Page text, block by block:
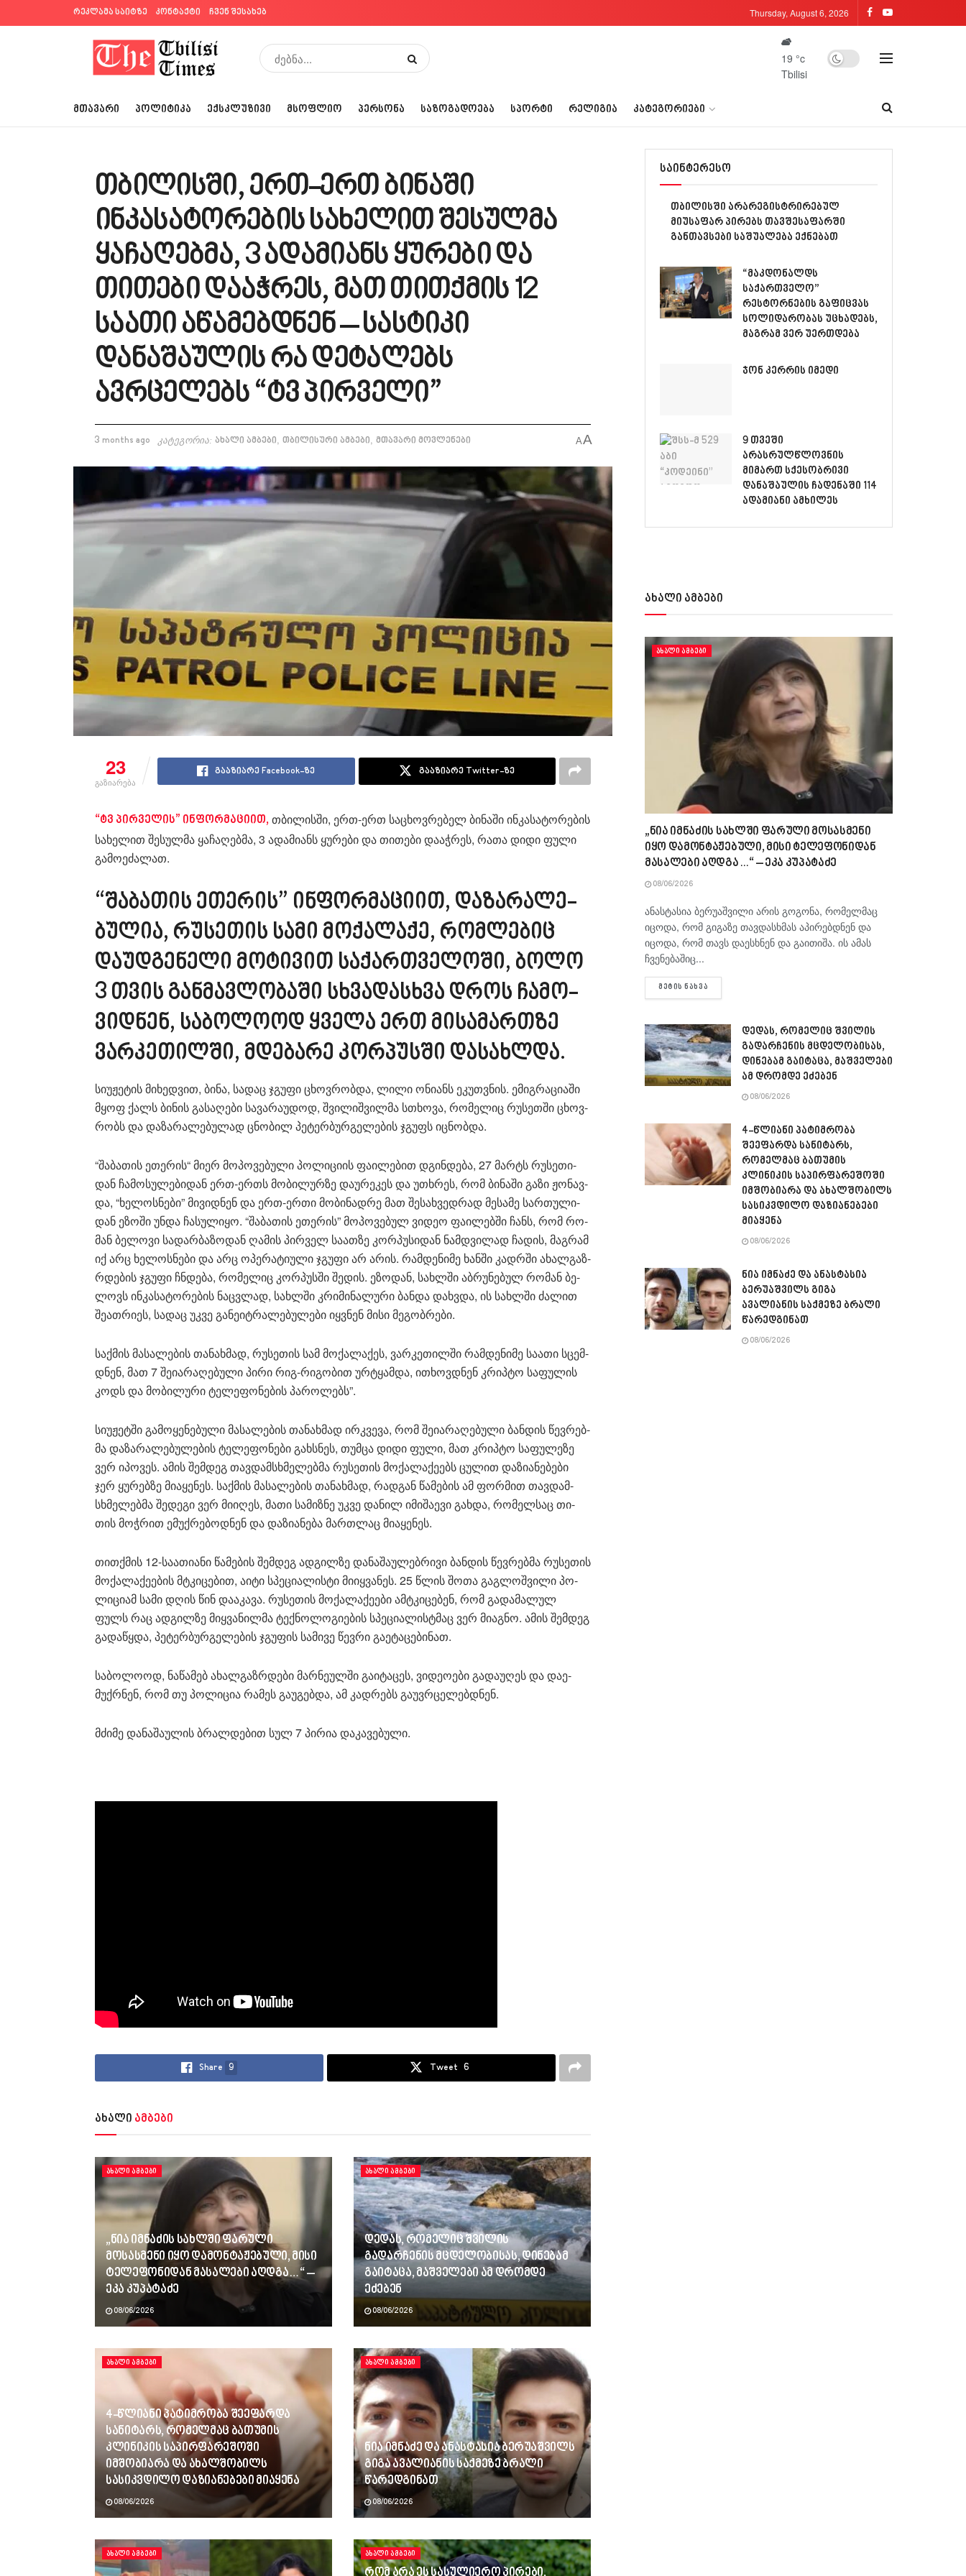
რეკლამა საიტზე კონტაქტი ჩვენ შესახებ Thursday, August 6, 2026
19 °c
Tbilisi
ᲛᲗᲐᲕᲐᲠᲘ ᲞᲝᲚᲘᲢᲘᲙᲐ ᲔᲥᲡᲙᲚᲣᲖᲘᲕᲘ ᲛᲡᲝᲤᲚᲘᲝ ᲞᲔᲠᲡᲝᲜᲐ ᲡᲐᲖᲝᲒᲐᲓᲝᲔᲑᲐ ᲡᲞᲝᲠᲢᲘ ᲠᲔᲚᲘᲒᲘᲐ ᲙᲐᲢᲔᲒᲝᲠᲘᲔᲑᲘ
თბილისში, ერთ-ერთ ბინაში
ინკასატორების სახელით შესულმა
ყაჩაღებმა, 3 ადამიანს ყურები და
თითები დააჭრეს, მათ თითქმის 12
საათი აწამებდნენ – სასტიკი
დანაშაულის რა დეტალებს
ავრცელებს “ტვ პირველი”
3 months ago კატეგორია: ახალი ამბები, თბილისური ამბები, მთავარი მოვლენები AA
23
გაზიარება
გააზიარე Facebook-ზე გააზიარე Twitter-ზე
“ტვ პირ­ვე­ლის” ინ­ფორ­მა­ცი­ით, თბი­ლის­ში, ერთ-ერთ სა­ცხოვ­რე­ბელ ბი­ნა­ში ინ­კა­სა­ტო­რე­ბის
სა­ხე­ლით შე­სულ­მა ყა­ჩა­ღებ­მა, 3 ადა­მი­ანს ყუ­რე­ბი და თი­თე­ბი და­აჭ­რეს, რათა დიდი ფული
გა­მო­ე­ძა­ლათ.
“შა­ბა­თის ეთე­რის” ინ­ფორ­მა­ცი­ით, და­ზა­რა­ლე­
ბუ­ლია, რუ­სე­თის სამი მო­ქა­ლა­ქე, რომ­ლე­ბიც
და­უდ­გე­ნე­ლი მო­ტი­ვით სა­ქარ­თვე­ლო­ში, ბოლო
3 თვის გან­მავ­ლო­ბა­ში სხვა­დას­ხვა დროს ჩა­მო­
ვიდ­ნენ, სა­ბო­ლო­ოდ ყვე­ლა ერთ მი­სა­მარ­თზე
ვარ­კე­თილ­ში, მდე­ბა­რე კორ­პუს­ში და­სახ­ლდა.
სი­უ­ჟე­ტის მი­ხედ­ვით, ბინა, სა­დაც ჯგუ­ფი ცხოვ­რობ­და, ლილი ონი­ანს ეკუთ­ვნის. ემიგ­რა­ცი­ა­ში
მყოფ ქალს ბი­ნის გა­სა­ღე­ბი სა­ვა­რა­უ­დოდ, შვი­ლიშ­ვილ­მა სთხო­ვა, რო­მე­ლიც რუ­სეთ­ში ცხოვ­
რობს და და­ზა­რა­ლე­ბუ­ლად ცნო­ბილ პე­ტერ­ბურ­გე­ლე­ბის ჯგუფს იც­ნობ­და.
“შა­ბა­თის ეთე­რის“ მიერ მო­პო­ვე­ბუ­ლი პო­ლი­ცი­ის ფა­ი­ლე­ბით დგინ­დე­ბა, 27 მარტს რუ­სე­თი­
დან ჩა­მო­სუ­ლე­ბი­დან ერთ-ერთს მო­ბი­ლურ­ზე და­უ­რე­კეს და უთხრეს, რომ ბი­ნა­ში გაზი ჟო­ნავ­
და, “ხე­ლოს­ნე­ბი” მი­ვიდ­ნენ და ერთ-ერთი მო­ბი­ნად­რე მათ შე­სახ­ვედ­რად მე­სა­მე სარ­თუ­ლი­
დან ეზო­ში უნდა ჩა­სუ­ლი­ყო. “შა­ბა­თის ეთე­რის” მო­პო­ვე­ბულ ვი­დეო ფა­ი­ლებ­ში ჩანს, რომ რო­
მან ბე­ლო­ვი სა­დარ­ბა­ზო­დან ღა­მის პირ­ველ სა­ათ­ზე კორ­პუ­სი­დან ნამ­დვი­ლად ჩა­დის, მაგ­რამ
იქ არც ხე­ლოს­ნე­ბი და არც ოპე­რა­ტი­უ­ლი ჯგუ­ფი არ არის. რამ­დე­ნი­მე ხან­ში კადრში ახალ­გაზ­
რდე­ბის ჯგუ­ფი ჩნდე­ბა, რო­მე­ლიც კორ­პუს­ში შე­დის. ეზო­დან, სახ­ლში აბ­რუ­ნე­ბულ რო­მან ბე­
ლოვს ინ­კა­სა­ტო­რე­ბის ნაც­ვლად, სახ­ლში კრი­მი­ნა­ლუ­რი ბან­და დახ­ვდა, ის სახ­ლში ძა­ლით
შე­ათ­რი­ეს, სა­დაც უკვე გა­ნე­იტ­რა­ლე­ბუ­ლე­ბი იყ­ვნენ მისი მე­გობ­რე­ბი.
საქ­მის მა­სა­ლე­ბის თა­ნახ­მად, რუ­სე­თის სამ მო­ქა­ლა­ქეს, ვარ­კე­თილ­ში რამ­დე­ნი­მე სა­ა­თი სცემ­
დნენ, მათ 7 შე­ი­ა­რა­ღე­ბუ­ლი პირი რიგ-რი­გო­ბით ურტყამ­და, ითხოვ­დნენ კრიპ­ტო სა­ფუ­ლის
კოდს და მო­ბი­ლუ­რი ტე­ლე­ფო­ნე­ბის პა­რო­ლებს”.
სი­უ­ჟეტ­ში გა­მო­ყე­ნე­ბუ­ლი მა­სა­ლე­ბის თა­ნახ­მად ირ­კვე­ვა, რომ შე­ი­ა­რა­ღე­ბუ­ლი ბან­დის წევ­რებ­
მა და­ზა­რა­ლე­ბუ­ლე­ბის ტე­ლე­ფო­ნე­ბი გახ­სნეს, თუმ­ცა დიდი ფული, მათ კრიპ­ტო სა­ფუ­ლე­ზე
ვერ იპო­ვეს. ამის შემ­დეგ თავ­დამ­სხმე­ლებ­მა რუ­სე­თის მო­ქა­ლა­ქე­ებს ცუ­ლით და­ზი­ა­ნე­ბე­ბი
ჯერ ყუ­რებ­ზე მი­ა­ყე­ნეს. საქ­მის მა­სა­ლე­ბის თა­ნახ­მად, რად­გან წა­მე­ბის ამ ფორ­მით თავ­დამ­
სხმე­ლებ­მა შე­დე­გი ვერ მი­ი­ღეს, მათი სა­მიზ­ნე უკვე და­ნილ იმი­შა­ე­ვი გახ­და, რო­მელ­საც თი­
თის მოჭ­რით ემუქ­რე­ბოდ­ნენ და და­ზი­ა­ნე­ბა მარ­თლაც მი­ა­ყე­ნეს.
თით­ქმის 12-სა­ა­თი­ა­ნი წა­მე­ბის შემ­დეგ ად­გილ­ზე და­ნა­შა­უ­ლებ­რი­ვი ბან­დის წევ­რებ­მა რუ­სე­თის
მო­ქა­ლა­ქე­ე­ბის მტკი­ცე­ბით, აიტი სპე­ცი­ა­ლის­ტი მი­იყ­ვა­ნეს. 25 წლის შოთა გაგ­ლოშ­ვი­ლი პო­
ლი­ცი­ამ სამი დღის წინ და­ა­კა­ვა. რუ­სე­თის მო­ქა­ლა­ქე­ე­ბი ამ­ტკი­ცე­ბენ, რომ გა­და­მა­ლულ
ფულს რაც ად­გილ­ზე მიყ­ვა­ნილ­მა ტექ­ნო­ლო­გი­ე­ბის სპე­ცი­ა­ლის­ტმაც ვერ მი­აგ­ნო. ამის შემ­დეგ
გა­და­წყდა, პე­ტერ­ბურ­გე­ლე­ბის ჯგუ­ფის სა­მი­ვე წევ­რი გა­ე­ტა­ცე­ბი­ნათ.
სა­ბო­ლო­ოდ, ნა­წა­მებ ახალ­გაზ­რდე­ბი მარ­ნე­ულ­ში გა­ი­ტა­ცეს, ვი­დე­ო­ე­ბი გა­და­უ­ღეს და და­ე­
მუქრნენ, რომ თუ პო­ლი­ცია რა­მეს გა­უ­გებ­და, ამ კად­რებს გა­უვრცე­ლებ­დნენ.
მძი­მე და­ნა­შა­უ­ლის ბრალ­დე­ბით სულ 7 პი­რია და­კა­ვე­ბუ­ლი.
Share 9 Tweet 6
ახალი ამბები
ᲐᲮᲐᲚᲘ ᲐᲛᲑᲔᲑᲘ
„ნია იმნაძის სახლში ფარული
მოსასმენი იყო დამონტაჟებული, მისი
ტელეფონიდან მასალები აღდგა…“ –
ეკა კუპატაძე
08/06/2026
ᲐᲮᲐᲚᲘ ᲐᲛᲑᲔᲑᲘ
დედას, რომელიც შვილის
გადარჩენის მცდელობისას, დინებამ
გაიტაცა, მაშველები ამ დრომდე
ეძებენ
08/06/2026
ᲐᲮᲐᲚᲘ ᲐᲛᲑᲔᲑᲘ
4-წლიანი პატიმრობა შეეფარდა
სანიტარს, რომელმაც ბათუმის
კლინიკის საპირფარეშოში
იმშობიარა და ახალშობილს
სასიკვდილო დაზიანებები მიაყენა
08/06/2026
ᲐᲮᲐᲚᲘ ᲐᲛᲑᲔᲑᲘ
ნია იმნაძე და ანასტასია ბერუაშვილს
გიგა ავალიანის საქმეზე ბრალი
წარედგინათ
08/06/2026
ᲐᲮᲐᲚᲘ ᲐᲛᲑᲔᲑᲘ ᲐᲮᲐᲚᲘ ᲐᲛᲑᲔᲑᲘ
რომ არა ეს სასულიერო პირები,
საინტერესო
თბილისში არარეგისტრირებულ
მიუსაფარ პირებს თავშესაფარში
განთავსები საშუალება ექნებათ
“მაკდონალდს
საქართველო”
რესტორნების გაფიცვას
სოლიდარობას უცხადებს,
მაგრამ ვერ უერთდება
ჯონ კერრის იმედი
9 თვეში
არასრულწლოვნის
მიმართ სქესობრივი
დანაშაულის ჩადენაში 114
ადამიანი ამხილეს
ახალი ამბები
ᲐᲮᲐᲚᲘ ᲐᲛᲑᲔᲑᲘ
„ნია იმნაძის სახლში ფარული მოსასმენი
იყო დამონტაჟებული, მისი ტელეფონიდან
მასალები აღდგა…“ – ეკა კუპატაძე
08/06/2026
ანასტასია ბერუაშვილი არის გოგონა, რომელმაც
იცოდა, რომ გიგაზე თავდასხმას აპირებდნენ და
იცოდა, რომ თავს დაესხნენ და გაითიშა. ის ამას
ჩვენებაშიც...
ᲛᲔᲢᲘᲡ ᲜᲐᲮᲕᲐ
დედას, რომელიც შვილის
გადარჩენის მცდელობისას,
დინებამ გაიტაცა, მაშველები
ამ დრომდე ეძებენ
08/06/2026
4-წლიანი პატიმრობა
შეეფარდა სანიტარს,
რომელმაც ბათუმის
კლინიკის საპირფარეშოში
იმშობიარა და ახალშობილს
სასიკვდილო დაზიანებები
მიაყენა
08/06/2026
ნია იმნაძე და ანასტასია
ბერუაშვილს გიგა
ავალიანის საქმეზე ბრალი
წარედგინათ
08/06/2026